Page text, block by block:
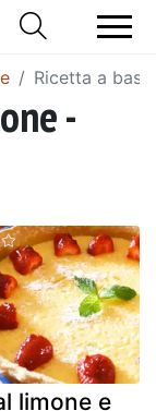
Ricetta a
-
limone e